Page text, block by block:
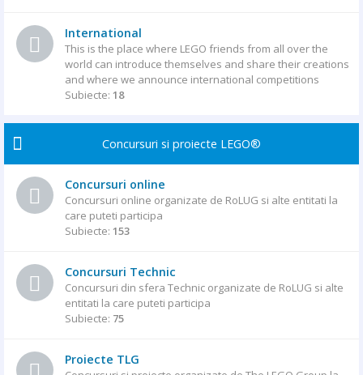
International
This is the place where LEGO friends from all over the
world can introduce themselves and share their creations
and where we announce international competitions
Subiecte: 18
Concursuri si proiecte LEGO®
Concursuri online
Concursuri online organizate de RoLUG si alte entitati la
care puteti participa
Subiecte: 153
Concursuri Technic
Concursuri din sfera Technic organizate de RoLUG si alte
entitati la care puteti participa
Subiecte: 75
Proiecte TLG